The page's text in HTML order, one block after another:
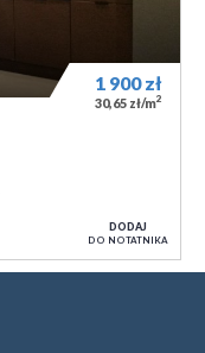
1 900zł
30,65 zł/m2
DODAJ
DO NOTATNIKA